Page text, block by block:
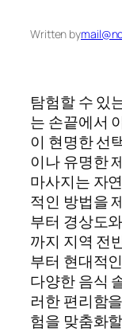
Written by
탐험할 수 있
는 손끝에서
이 현명한 선
이나 유명한
마사지는 자
적인 방법을
부터 경상도
까지 지역 전
부터 현대적
다양한 음식
러한 편리함
험을 맞춤화